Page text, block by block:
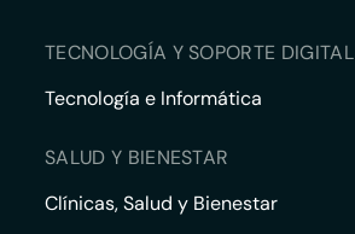
TECNOLOGÍA Y SOPORTE DIGITAL
Tecnología e Informática
SALUD Y BIENESTAR
Clínicas, Salud y Bienestar